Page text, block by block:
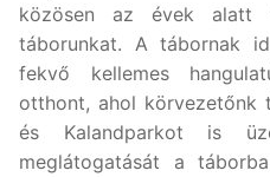
közösen az évek alatt
táborunkat. A tábornak
fekvő kellemes
otthont, ahol körvezetőnk
és Kalandparkot is
meglátogatását a